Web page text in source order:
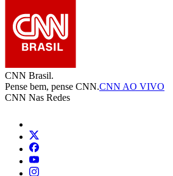
CNN Brasil.
Pense bem, pense CNN.CNN AO VIVO
CNN Nas Redes